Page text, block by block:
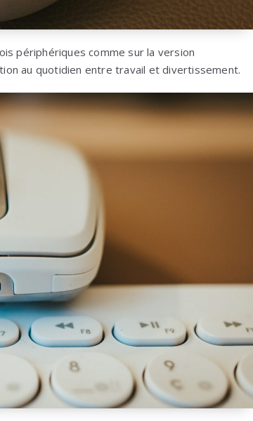
périphériques comme sur la version
au quotidien entre travail et divertissement.